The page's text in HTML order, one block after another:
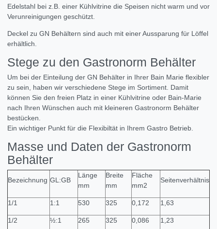
Edelstahl bei z.B. einer Kühlvitrine die Speisen nicht warm und vor
Verunreinigungen geschützt.
Deckel zu GN Behältern sind auch mit einer Aussparung für Löffel
erhältlich.
Stege zu den Gastronorm Behälter
Um bei der Einteilung der GN Behälter in Ihrer Bain Marie flexibler
zu sein, haben wir verschiedene Stege im Sortiment. Damit
können Sie den freien Platz in einer Kühlvitrine oder Bain-Marie
nach Ihren Wünschen auch mit kleineren Gastronorm Behälter
bestücken.
Ein wichtiger Punkt für die Flexibiltät in Ihrem Gastro Betrieb.
Masse und Daten der Gastronorm
Behälter
Bezeichnung GL:GB
Länge
mm
Breite
mm
Fläche
mm2
Seitenverhältnis
1/1 1:1 530 325 0,172 1,63
1/2 ½:1 265 325 0,086 1,23